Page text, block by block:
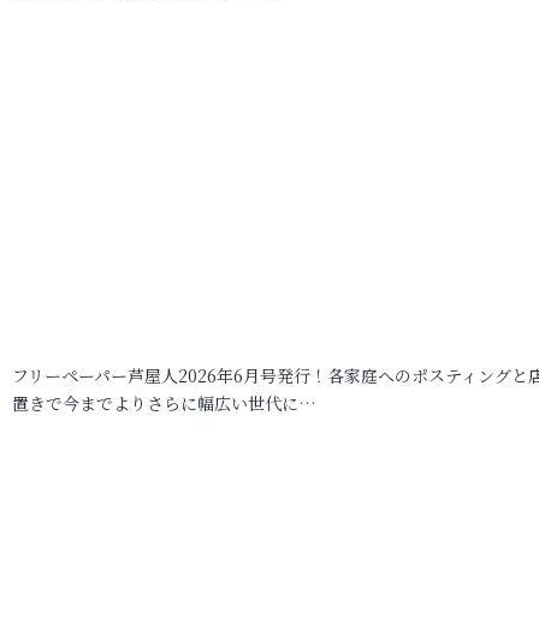
フリーペーパー芦屋人2026年6月号発行！各家庭へのポスティングと
置きで今までよりさらに幅広い世代に…